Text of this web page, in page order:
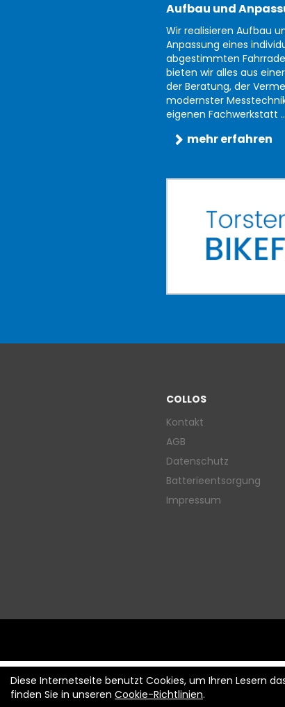
Aufbau und
Wir realisieren Aufbau
Anpassung eines
abgestimmten
bieten wir alles aus
der Beratung, der
modernster
eigenen Fachwerkstatt
mehr erfahren
COLLOS
Kontakt
AGB
Datenschutz
Batterieentsorgung
Impressum
Diese Internetseite benutzt Cookies, um Ihren Lesern
finden Sie in unseren Cookie-Richtlinien.